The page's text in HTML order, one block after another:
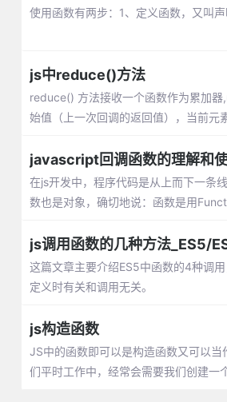
使用函数有两步：1、定义函数，又叫
js中reduce()方法
reduce() 方法接收一个函数作为累加
始值（上一次回调的返回值），当前元
javascript回调函数的理解和
在js开发中，程序代码是从上而下一条
数也是对象，确切地说：函数是用
js调用函数的几种方法_ES5/
这篇文章主要介绍ES5中函数的4种调
定义时有关和调用无关。
js构造函数
JS中的函数即可以是构造函数又可以
们平时工作中，经常会需要我们创建一